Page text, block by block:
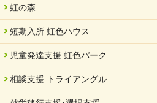
中学生向けのフリースクール「可茂
2024/04/01
を開催しました。
2024/02/20
虹の森
短期入所 虹色ハウス
児童発達支援 虹色パーク
相談支援 トライアングル